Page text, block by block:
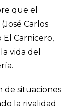
que el
Carlos
El Carnicero,
vida del
de situaciones
la rivalidad